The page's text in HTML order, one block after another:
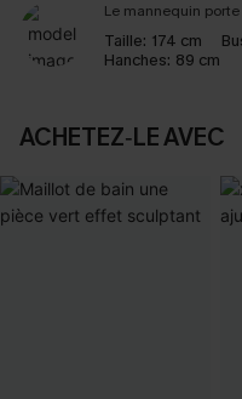
Le mannequin
Taille: 174 cm
Hanches: 89 cm
ACHETEZ‑LE AVEC